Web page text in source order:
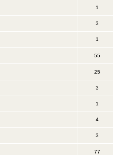
1
3
1
55
25
3
1
4
3
77